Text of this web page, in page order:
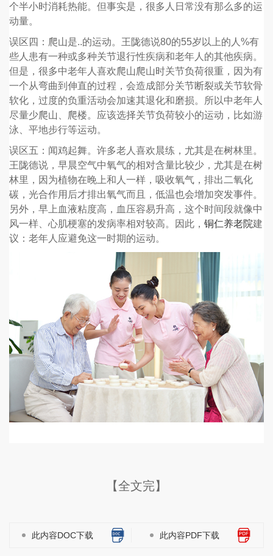
个半小时消耗热能。但事实是，很多人日常没有那么多的运
动量。
误区四：爬山是..的运动。王陇德说80的55岁以上的人%有
些人患有一种或多种关节退行性疾病和老年人的其他疾病。
但是，很多中老年人喜欢爬山爬山时关节负荷很重，因为有
一个从弯曲到伸直的过程，会造成部分关节断裂或关节软骨
软化，过度的负重活动会加速其退化和磨损。所以中老年人
尽量少爬山、爬楼。应该选择关节负荷较小的运动，比如游
泳、平地步行等运动。
误区五：闻鸡起舞。许多老人喜欢晨练，尤其是在树林里。
王陇德说，早晨空气中氧气的相对含量比较少，尤其是在树
林里，因为植物在晚上和人一样，吸收氧气，排出二氧化
碳，光合作用后才排出氧气而且，低温也会增加突发事件。
另外，早上血液粘度高，血压容易升高，这个时间段就像中
风一样、心肌梗塞的发病率相对较高。因此， 铜仁养老院建
议：老年人应避免这一时期的运动。
【全文完】
此内容DOC下载 此内容PDF下载